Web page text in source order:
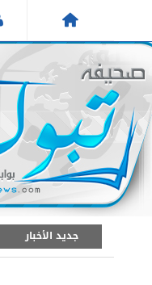
جديد الأخبار